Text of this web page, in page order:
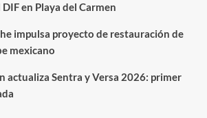
en Playa del Carmen
impulsa proyecto de restauración de
mexicano
actualiza Sentra y Versa 2026: primer